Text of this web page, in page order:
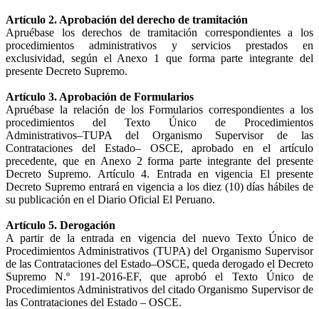
Artículo 2. Aprobación del derecho de tramitación
Apruébase los derechos de tramitación correspondientes a los
procedimientos administrativos y servicios prestados en
exclusividad, según el Anexo 1 que forma parte integrante del
presente Decreto Supremo.
Artículo 3. Aprobación de Formularios
Apruébase la relación de los Formularios correspondientes a los
procedimientos del Texto Único de Procedimientos
Administrativos–TUPA del Organismo Supervisor de las
Contrataciones del Estado– OSCE, aprobado en el artículo
precedente, que en Anexo 2 forma parte integrante del presente
Decreto Supremo. Artículo 4. Entrada en vigencia El presente
Decreto Supremo entrará en vigencia a los diez (10) días hábiles de
su publicación en el Diario Oficial El Peruano.
Artículo 5. Derogación
A partir de la entrada en vigencia del nuevo Texto Único de
Procedimientos Administrativos (TUPA) del Organismo Supervisor
de las Contrataciones del Estado–OSCE, queda derogado el Decreto
Supremo N.º 191-2016-EF, que aprobó el Texto Único de
Procedimientos Administrativos del citado Organismo Supervisor de
las Contrataciones del Estado – OSCE.